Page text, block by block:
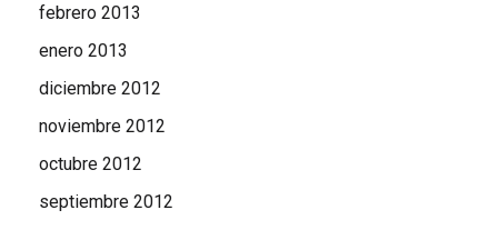
febrero 2013
enero 2013
diciembre 2012
noviembre 2012
octubre 2012
septiembre 2012